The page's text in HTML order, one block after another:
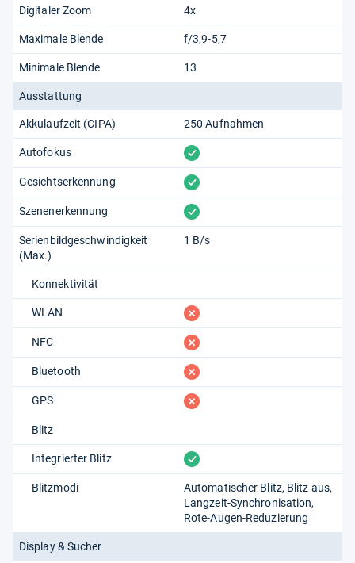
Digitaler Zoom 4x
Maximale Blende f/3,9-5,7
Minimale Blende 13
Ausstattung
Akkulaufzeit (CIPA) 250 Aufnahmen
Autofokus vorhanden
Gesichtserkennung vorhanden
Szenenerkennung vorhanden
Serienbildgeschwindigkeit
(Max.)
1 B/s
Konnektivität
WLAN fehlt
NFC fehlt
Bluetooth fehlt
GPS fehlt
Blitz
Integrierter Blitz vorhanden
Blitzmodi Automatischer Blitz Blitz aus
Langzeit-Synchronisation
Rote-Augen-Reduzierung
Display & Sucher